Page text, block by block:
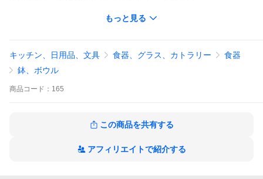
すぐに柔らかい布で水気を拭き取るようにしてください。
もっと見る
キッチン、日用品、文具 食器、グラス、カトラリー
食器
鉢、ボウル
商品 コード： 165
この商品を共有する
アフィリエイトで紹介する